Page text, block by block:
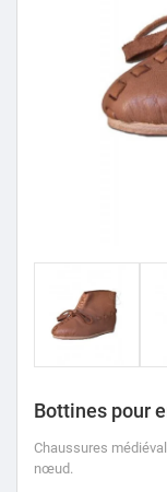
Bottines pour
Chaussures
nœud.